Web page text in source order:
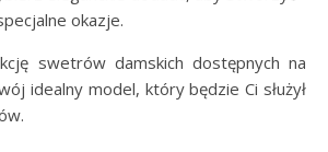
okazje.
swetrów damskich dostępnych na
idealny model, który będzie Ci służył